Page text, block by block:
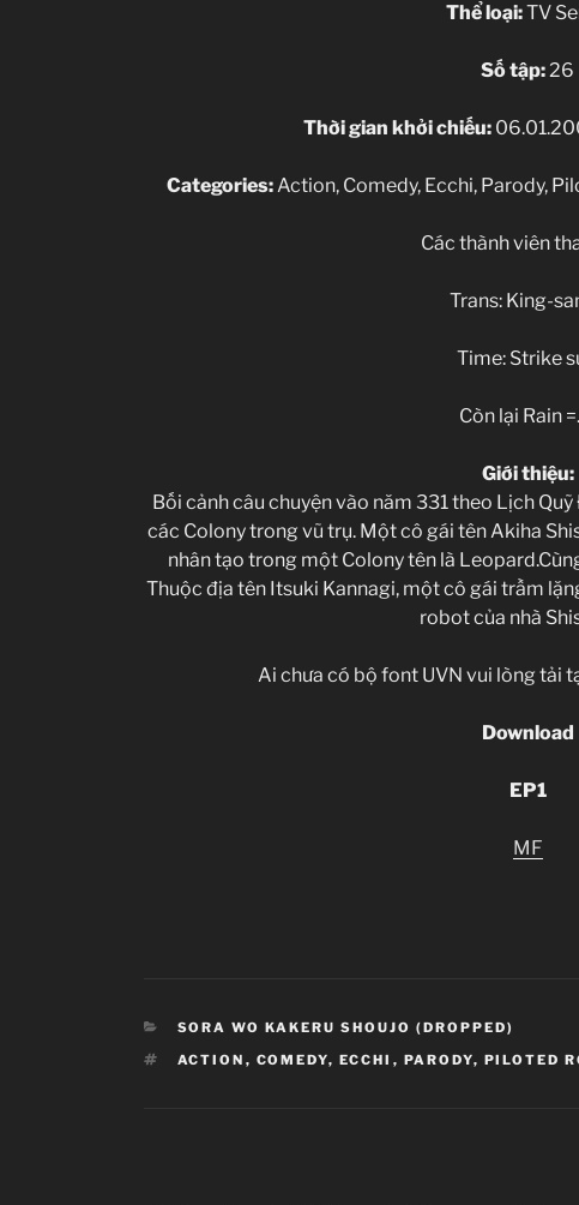
Thể loại:TV
Số tập:26
Thời gian khởi chiếu:
Categories:Action, Comedy, Ecchi, Parody,
Các thành viên
Trans: King-
Time: Strike
Còn lại Rain
Giới thiệu:
Bối cảnh câu chuyện vào năm 331 theo Lịch
các Colony trong vũ trụ. Một cô gái tên Akiha
nhân tạo trong một Colony tên là
Thuộc địa tên Itsuki Kannagi, một cô gái trầm
robot của nhà
Ai chưa có bộ font UVN vui lòng tải
Download
EP1
MF
CATEGORIES
SORA WO KAKERU SHOUJO (DROPPED)
TAGS
ACTION , COMEDY, ECCHI , PARODY, PILOTED